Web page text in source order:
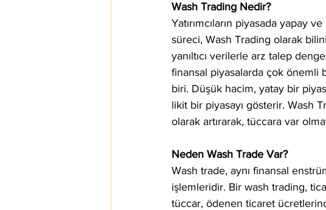
Wash Trading Nedir?
Yatırımcıların piyasada yapay
süreci, Wash Trading olarak
yanıltıcı verilerle arz talep
finansal piyasalarda çok önemli
biri. Düşük hacim, yatay bir
likit bir piyasayı gösterir. Wash
olarak artırarak, tüccara var
Neden Wash Trade Var?
Wash trade, aynı finansal
işlemleridir. Bir wash trading,
tüccar, ödenen ticaret